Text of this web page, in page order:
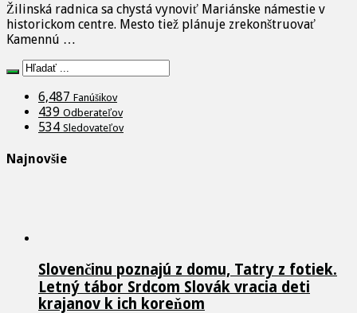
Žilinská radnica sa chystá vynoviť Mariánske námestie v
historickom centre. Mesto tiež plánuje zrekonštruovať
Kamennú …
6,487 Fanúšikov
439 Odberateľov
534 Sledovateľov
Najnovšie
Slovenčinu poznajú z domu, Tatry z fotiek.
Letný tábor Srdcom Slovák vracia deti
krajanov k ich koreňom